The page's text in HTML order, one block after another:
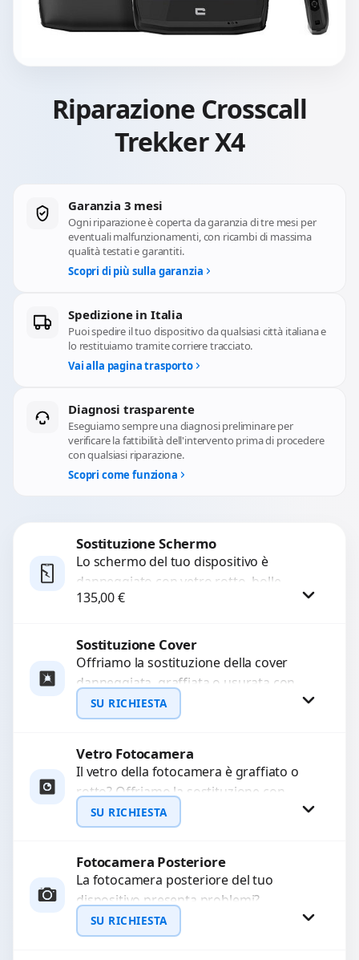
Riparazione Crosscall
Trekker X4
Garanzia 3 mesi
Ogni riparazione è coperta da garanzia di tre mesi per
eventuali malfunzionamenti, con ricambi di massima
qualità testati e garantiti.
Scopri di più sulla garanzia
Spedizione in Italia
Puoi spedire il tuo dispositivo da qualsiasi città italiana e
lo restituiamo tramite corriere tracciato.
Vai alla pagina trasporto
Diagnosi trasparente
Eseguiamo sempre una diagnosi preliminare per
verificare la fattibilità dell'intervento prima di procedere
con qualsiasi riparazione.
Scopri come funziona
Sostituzione Schermo
Lo schermo del tuo dispositivo è
danneggiato con vetro rotto, bolle,
macchie, schermo nero o pixel morti?
135,00€
Procedi
Sostituzione Cover
Offriamo la sostituzione della cover
danneggiata, graffiata o usurata con
ricambi di alta qualità e garantiti.
Ripristiniamo l’aspetto estetico e...
SU RICHIESTA
Richiedi Preventivo
WhatsApp
Vetro Fotocamera
Il vetro della fotocamera è graffiato o
rotto? Offriamo la sostituzione con
ricambi di alta qualità garantiti per 3
mesi....
SU RICHIESTA
Richiedi Preventivo
WhatsApp
Fotocamera Posteriore
La fotocamera posteriore del tuo
dispositivo presenta problemi?
Interveniamo per risolvere guasti come
immagini sfocate, messa a fuoco non
SU RICHIESTA